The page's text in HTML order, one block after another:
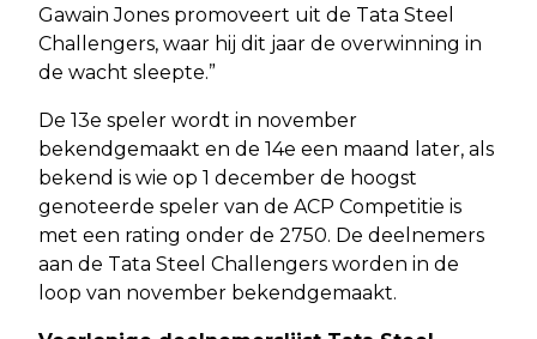
Gawain Jones promoveert uit de Tata Steel
Challengers, waar hij dit jaar de overwinning in
de wacht sleepte.”
De 13e speler wordt in november
bekendgemaakt en de 14e een maand later, als
bekend is wie op 1 december de hoogst
genoteerde speler van de ACP Competitie is
met een rating onder de 2750. De deelnemers
aan de Tata Steel Challengers worden in de
loop van november bekendgemaakt.